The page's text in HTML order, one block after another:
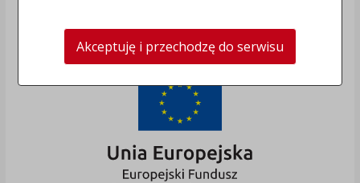
Akceptuję i przechodzę do serwisu